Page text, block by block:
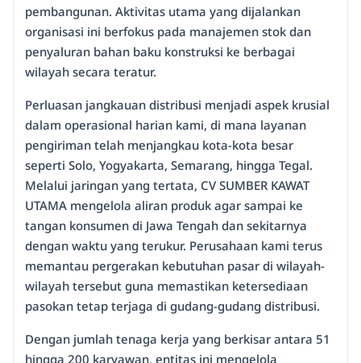
pembangunan. Aktivitas utama yang dijalankan
organisasi ini berfokus pada manajemen stok dan
penyaluran bahan baku konstruksi ke berbagai
wilayah secara teratur.
Perluasan jangkauan distribusi menjadi aspek krusial
dalam operasional harian kami, di mana layanan
pengiriman telah menjangkau kota-kota besar
seperti Solo, Yogyakarta, Semarang, hingga Tegal.
Melalui jaringan yang tertata, CV SUMBER KAWAT
UTAMA mengelola aliran produk agar sampai ke
tangan konsumen di Jawa Tengah dan sekitarnya
dengan waktu yang terukur. Perusahaan kami terus
memantau pergerakan kebutuhan pasar di wilayah-
wilayah tersebut guna memastikan ketersediaan
pasokan tetap terjaga di gudang-gudang distribusi.
Dengan jumlah tenaga kerja yang berkisar antara 51
hingga 200 karyawan, entitas ini mengelola